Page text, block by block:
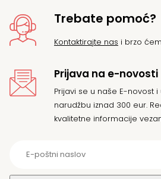
Trebate pomoć?
Kontaktirajte nas i brzo
Prijava na e-novosti
Prijavi se u naše E-novost
narudžbu iznad 300 eur.
kvalitetne informacije